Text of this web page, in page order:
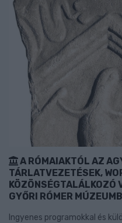
A RÓMAIAKTÓL AZ
TÁRLATVEZETÉSEK,
KÖZÖNSÉGTALÁLKOZÓ
GYŐRI RÓMER
Ingyenes programokkal és